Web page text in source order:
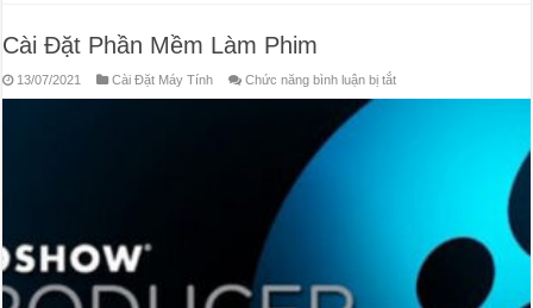
Cài Đặt Phần Mềm Làm Phim
13/07/2021 Cài Đặt Máy Tính Chức năng bình luận bị tắtở